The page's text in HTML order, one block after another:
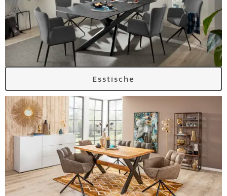
Esstische